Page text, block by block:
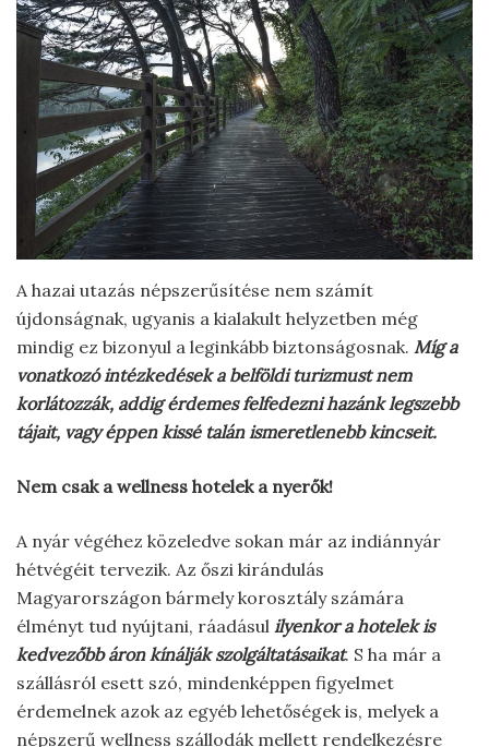
A hazai utazás népszerűsítése nem számít
újdonságnak, ugyanis a kialakult helyzetben még
mindig ez bizonyul a leginkább biztonságosnak. Míg a
vonatkozó intézkedések a belföldi turizmust nem
korlátozzák, addig érdemes felfedezni hazánk legszebb
tájait, vagy éppen kissé talán ismeretlenebb kincseit.
Nem csak a wellness hotelek a nyerők!
A nyár végéhez közeledve sokan már az indiánnyár
hétvégéit tervezik. Az őszi kirándulás
Magyarországon bármely korosztály számára
élményt tud nyújtani, ráadásul ilyenkor a hotelek is
kedvezőbb áron kínálják szolgáltatásaikat. S ha már a
szállásról esett szó, mindenképpen figyelmet
érdemelnek azok az egyéb lehetőségek is, melyek a
népszerű wellness szállodák mellett rendelkezésre